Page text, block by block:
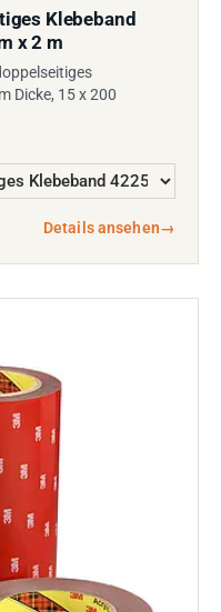
Klebeband
x 2 m
Dicke, 15 x 200
Details ansehen→